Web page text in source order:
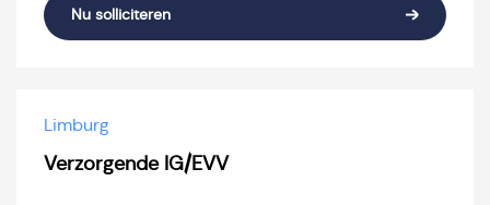
Nu solliciteren
Limburg
Verzorgende IG/EVV